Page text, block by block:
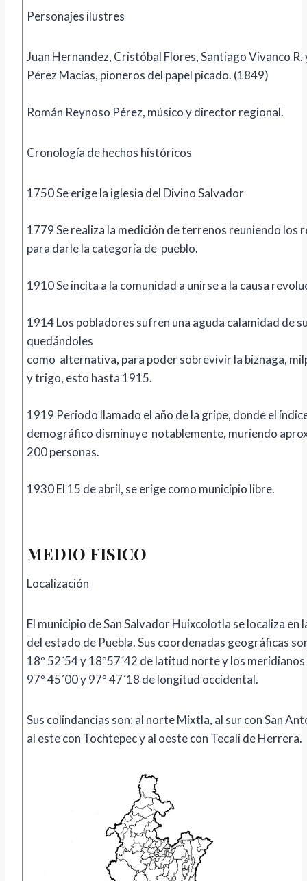
Personajes ilustres
Juan Hernandez, Cristóbal Flores, Santiago Vivanco R.
Pérez Macías, pioneros del papel picado. (1849)
Román Reynoso Pérez, músico y director regional.
Cronología de hechos históricos
1750 Se erige la iglesia del Divino Salvador
1779 Se realiza la medición de terrenos reuniendo los
para darle la categoría de pueblo.
1910 Se incita a la comunidad a unirse a la causa
1914 Los pobladores sufren una aguda calamidad de
quedándoles
como alternativa, para poder sobrevivir la biznaga,
y trigo, esto hasta 1915.
1919 Periodo llamado el año de la gripe, donde el
demográfico disminuye notablemente, muriendo
200 personas.
1930 El 15 de abril, se erige como municipio libre.
MEDIO FISICO
Localización
El municipio de San Salvador Huixcolotla se localiza en
del estado de Puebla. Sus coordenadas geográficas
18º 52´54 y 18º57´42 de latitud norte y los meridianos
97º 45´00 y 97º 47´18 de longitud occidental.
Sus colindancias son: al norte Mixtla, al sur con San
al este con Tochtepec y al oeste con Tecali de Herrera.